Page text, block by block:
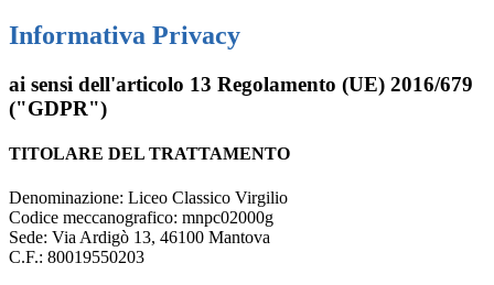
Informativa Privacy
ai sensi dell'articolo 13 Regolamento (UE) 2016/679
("GDPR")
TITOLARE DEL TRATTAMENTO
Denominazione: Liceo Classico Virgilio
Codice meccanografico: mnpc02000g
Sede: Via Ardigò 13, 46100 Mantova
C.F.: 80019550203